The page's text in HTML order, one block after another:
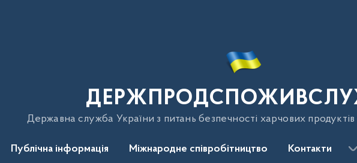
Державна служба України з питань безпечності харчових продуктів
Публічна інформація Міжнародне співробітництво Контакти